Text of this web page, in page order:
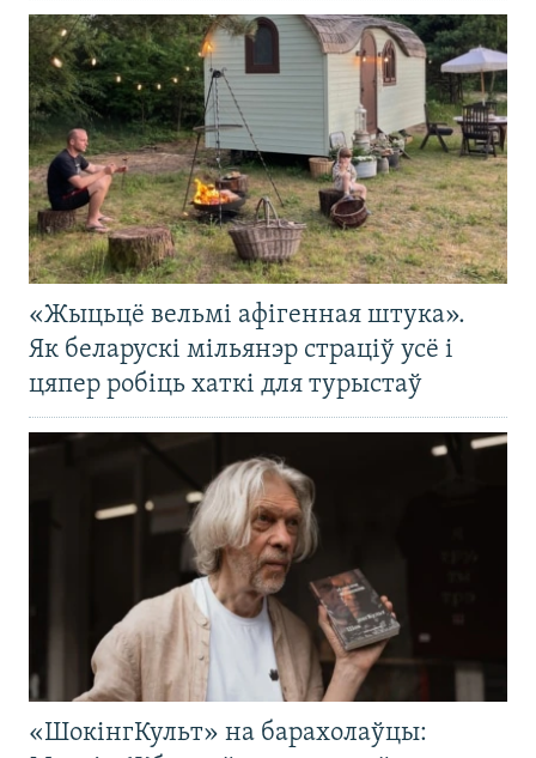
«Жыцьцё вельмі афігенная штука».
Як беларускі мільянэр страціў усё і
цяпер робіць хаткі для турыстаў
«ШокінгКульт» на барахолаўцы: